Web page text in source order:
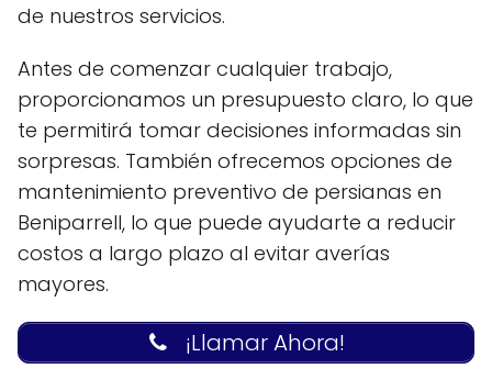
de nuestros servicios.
Antes de comenzar cualquier trabajo,
proporcionamos un presupuesto claro, lo que
te permitirá tomar decisiones informadas sin
sorpresas. También ofrecemos opciones de
mantenimiento preventivo de persianas en
Beniparrell, lo que puede ayudarte a reducir
costos a largo plazo al evitar averías
mayores.
¡Llamar Ahora!